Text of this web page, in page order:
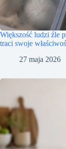
Większość ludzi źle
traci swoje
27 maja 2026